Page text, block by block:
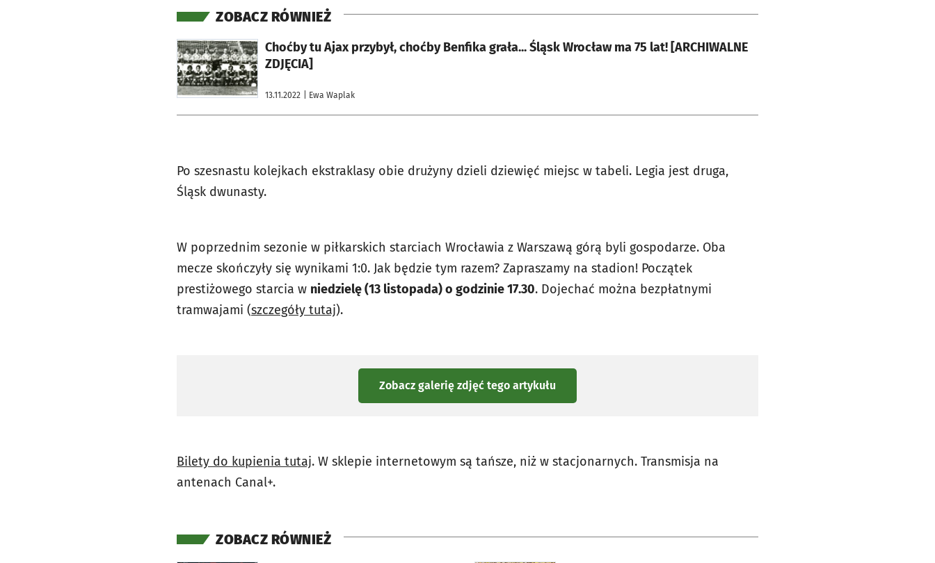
ZOBACZ RÓWNIEŻ
Choćby tu Ajax przybył, choćby Benfika grała... Śląsk Wrocław ma 75 lat! [ARCHIWALNE
ZDJĘCIA]
13.11.2022 | Ewa Waplak
otworzy się w nowej karcie
Po szesnastu kolejkach ekstraklasy obie drużyny dzieli dziewięć miejsc w tabeli. Legia jest druga,
Śląsk dwunasty.
W poprzednim sezonie w piłkarskich starciach Wrocławia z Warszawą górą byli gospodarze. Oba
mecze skończyły się wynikami 1:0. Jak będzie tym razem? Zapraszamy na stadion! Początek
prestiżowego starcia w niedzielę (13 listopada) o godzinie 17.30. Dojechać można bezpłatnymi
tramwajami (szczegóły tutaj).
Zobacz galerię zdjęć tego artykułu
Bilety do kupienia tutaj. W sklepie internetowym są tańsze, niż w stacjonarnych. Transmisja na
antenach Canal+.
ZOBACZ RÓWNIEŻ